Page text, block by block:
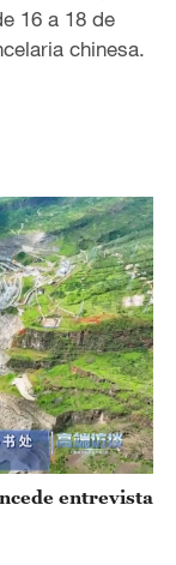
16 a 18 de
chinesa.
entrevista